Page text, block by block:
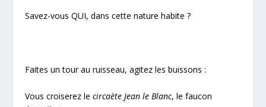
Savez-vous QUI, dans cette nature habite ?
Faites un tour au ruisseau, agitez les buissons :
Vous croiserez lecircaète Jean le Blanc, le faucon